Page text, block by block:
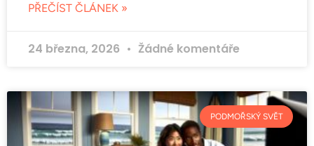
PŘEČÍST ČLÁNEK »
24 března, 2026 Žádné komentáře
PODMOŘSKÝ SVĚT